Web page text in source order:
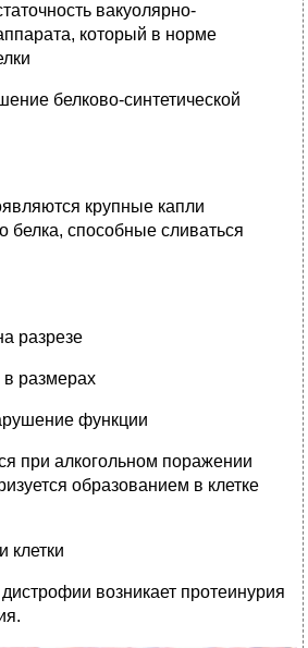
вакуолярно-
который в норме
белково-синтетической
крупные капли
белка, способные сливаться
разрезе
в размерах
функции
при алкогольном поражении
образованием в клетке
клетки
возникает протеинурия